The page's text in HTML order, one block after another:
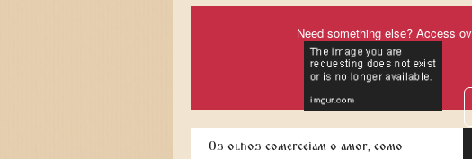
Need something else? Access
Os olhos comerceiam o amor, como